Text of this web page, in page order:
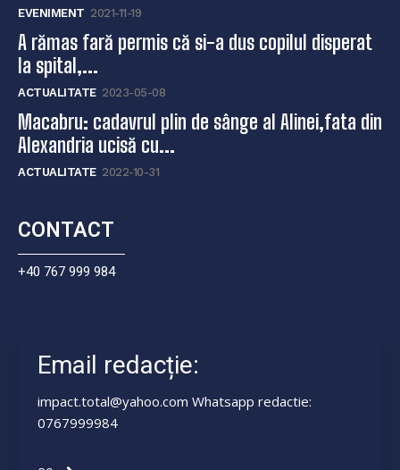
EVENIMENT 2021-11-19
A rămas fară permis că si-a dus copilul disperat
la spital,...
ACTUALITATE 2023-05-08
Macabru: cadavrul plin de sânge al Alinei,fata din
Alexandria ucisă cu...
ACTUALITATE 2022-10-31
CONTACT
+40 767 999 984
Email redacție:
impact.total@yahoo.com Whatsapp redactie:
0767999984